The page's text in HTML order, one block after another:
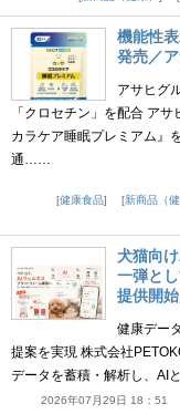
機能性
発売／
アサヒグ
「クロセチン」を配合 ア
カラケア睡眠プレミアム』
通……
健康食品
新商品（健
犬猫向
一弾と
提供開
健康デー
提案を実現 株式会社
データを蓄積・解析し、
2026年07月29日 18：51